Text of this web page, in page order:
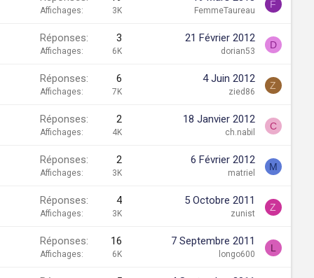
Affichages 3K FemmeTaureau
F
Réponses 3
Affichages 6K
21 Février 2012
dorian53
D
Réponses 6
Affichages 7K
4 Juin 2012
zied86
Z
Réponses 2
Affichages 4K
18 Janvier 2012
ch.nabil
C
Réponses 2
Affichages 3K
6 Février 2012
matriel
M
Réponses 4
Affichages 3K
5 Octobre 2011
zunist
Z
Réponses 16
Affichages 6K
7 Septembre 2011
longo600
L